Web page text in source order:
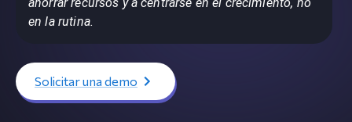
en la rutina.
Solicitar una demo